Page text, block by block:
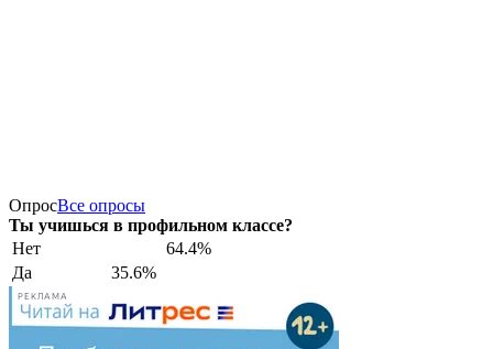
ОпросВсе опросы
Ты учишься в профильном классе?
Нет
64.4%
Да
35.6%
РЕКЛАМА